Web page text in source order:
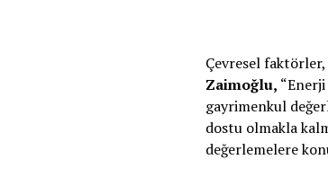
Çevresel
Zaimoğlu,
gayrimenkul
dostu olmakla
değerlemelere